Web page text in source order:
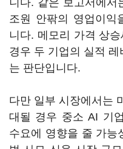
니다. 같은 보고서에서
조원 안팎의 영업이익
니다. 메모리 가격 상
경우 두 기업의 실적
는 판단입니다.
다만 일부 시장에서는
대될 경우 중소 AI 기
수요에 영향을 줄 가능